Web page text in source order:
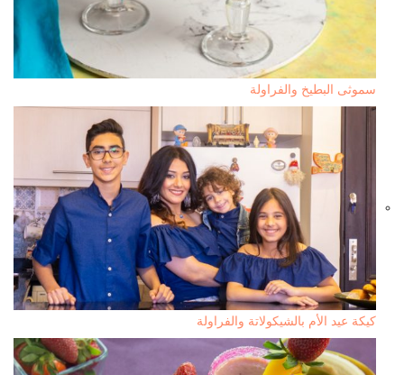
سموثى البطيخ والفراولة
كيكة عيد الأم بالشيكولاتة والفراولة